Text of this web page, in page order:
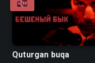
Quturgan buqa